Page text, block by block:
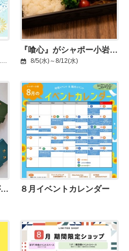
『喰心』がシャポー小岩に出店！
8/5(水)～8/12(水)
『シーバイシーラボ』がシャポー小岩に出店！ ８月イベントカレンダー